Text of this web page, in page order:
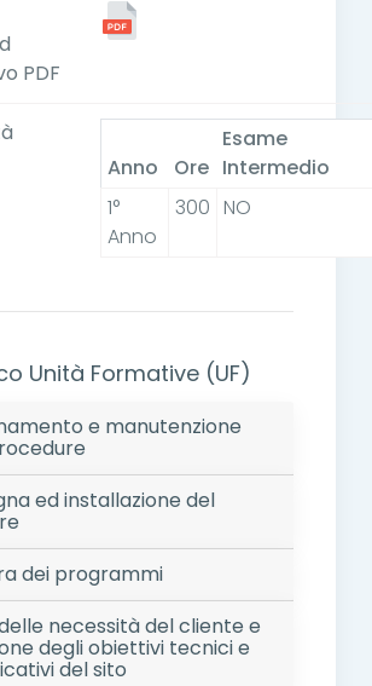
PDF
Anno
Ore
Esame
Intermedio
1°
Anno
300 NO
Unità Formative (UF)
e manutenzione
ed installazione del
dei programmi
necessità del cliente e
degli obiettivi tecnici e
del sito